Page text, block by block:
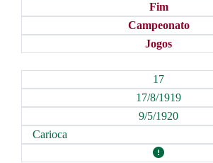
Fim
Campeonato
Jogos
17
17/8/1919
9/5/1920
Carioca